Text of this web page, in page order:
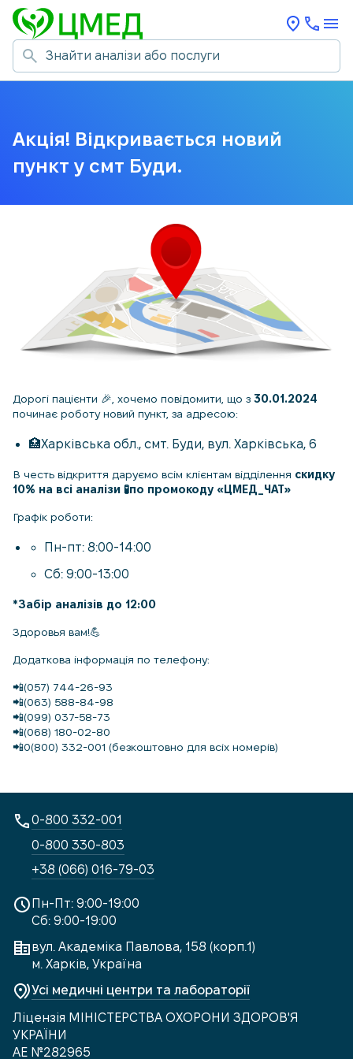
Акція! Відкривається новий
пункт у смт Буди.
Дорогі пацієнти 🎉, хочемо повідомити, що з 30.01.2024
починає роботу новий пункт, за адресою:
🏥Харківська обл., смт. Буди, вул. Харківська, 6
В честь відкриття даруємо всім клієнтам відділення скидку
10% на всі аналізи 🧪по промокоду «ЦМЕД_ЧАТ»
Графік роботи:
Пн-пт: 8:00-14:00
Сб: 9:00-13:00
*Забір аналізів до 12:00
Здоровья вам!💪
Додаткова інформація по телефону:
📲(057) 744-26-93
📲(063) 588-84-98
📲(099) 037-58-73
📲(068) 180-02-80
📲0(800) 332-001 (безкоштовно для всіх номерів)
Пн-Пт: 9:00-19:00
Сб: 9:00-19:00
вул. Академіка Павлова, 158 (корп.1)
м. Харків, Україна
Усі медичні центри та лабораторії
Ліцензія МІНІСТЕРСТВА ОХОРОНИ ЗДОРОВ'Я
УКРАЇНИ
АЕ №282965
0-800 332-001
0-800 330-803
+38 (066) 016-79-03